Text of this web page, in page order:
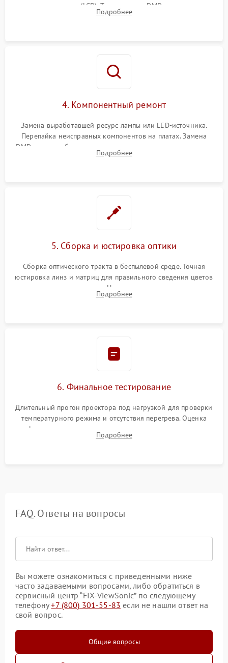
или поляризаторов (LCD). Тестирование DMD-чипа, датчиков
температуры и оптопар с помощью мультиметра и
Подробнее
4. Компонентный ремонт
Замена выработавшей ресурс лампы или LED-источника.
Перепайка неисправных компонентов на платах. Замена
DMD-чипа при битых пикселях, установка нового цветового
колеса или восстановление сгоревших поляризационных
Подробнее
5. Сборка и юстировка оптики
Сборка оптического тракта в беспылевой среде. Точная
юстировка линз и матриц для правильного сведения цветов
и устранения размытия. Надежное подключение всех
шлейфов, установка датчиков и закрытие корпуса
Подробнее
6. Финальное тестирование
Длительный прогон проектора под нагрузкой для проверки
температурного режима и отсутствия перегрева. Оценка
фокуса, контрастности и цветопередачи на тестовых
таблицах. Проверка работы всех видеовходов и кнопок
Подробнее
FAQ. Ответы на вопросы
Вы можете ознакомиться с приведенными ниже
часто задаваемыми вопросами, либо обратиться в
сервисный центр “FIX-ViewSonic” по следующему
телефону+7 (800) 301-55-83 если не нашли ответ на
свой вопрос.
Общие вопросы